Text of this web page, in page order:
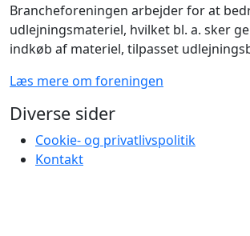
Brancheforeningen arbejder for at
udlejningsmateriel, hvilket bl. a. sker
indkøb af materiel, tilpasset
Læs mere om foreningen
Diverse sider
Cookie- og privatlivspolitik
Kontakt